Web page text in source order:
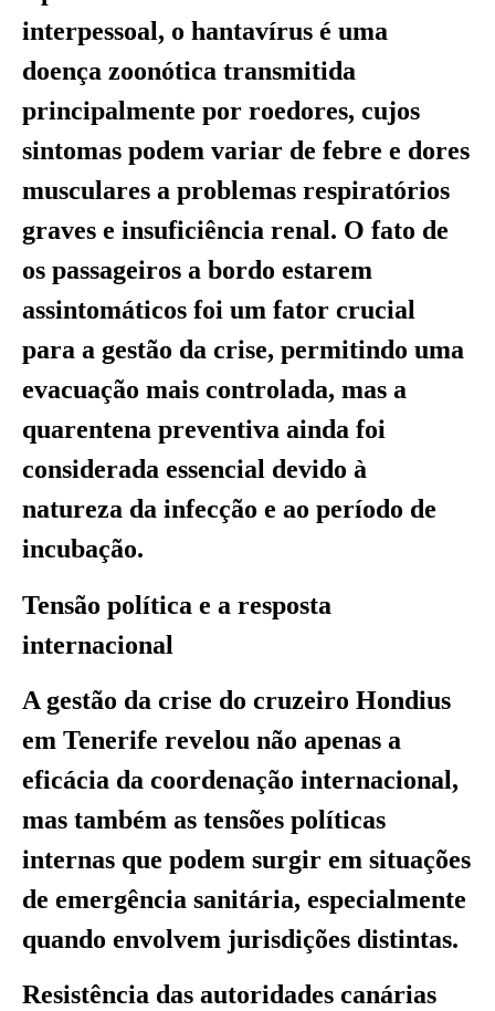
interpessoal, o hantavírus é uma
doença zoonótica transmitida
principalmente por roedores, cujos
sintomas podem variar de febre e dores
musculares a problemas respiratórios
graves e insuficiência renal. O fato de
os passageiros a bordo estarem
assintomáticos foi um fator crucial
para a gestão da crise, permitindo uma
evacuação mais controlada, mas a
quarentena preventiva ainda foi
considerada essencial devido à
natureza da infecção e ao período de
incubação.
Tensão política e a resposta
internacional
A gestão da crise do cruzeiro Hondius
em Tenerife revelou não apenas a
eficácia da coordenação internacional,
mas também as tensões políticas
internas que podem surgir em situações
de emergência sanitária, especialmente
quando envolvem jurisdições distintas.
Resistência das autoridades canárias